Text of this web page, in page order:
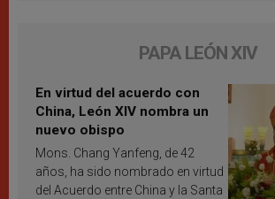
PAPA LEÓN XIV
En virtud del acuerdo con
China, León XIV nombra un
nuevo obispo
Mons. Chang Yanfeng, de 42
años, ha sido nombrado en virtud
del Acuerdo entre China y la Santa